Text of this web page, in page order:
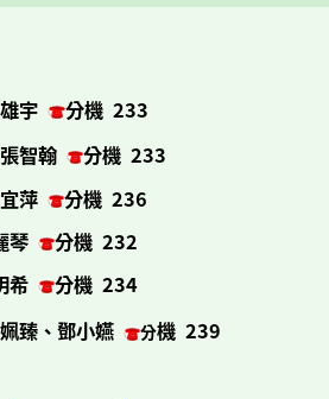
宇
分機 233
張智翰
分機 233
萍
分機 236
琴
分機 232
希 分機 234
臻、鄧小嬿 分機 239